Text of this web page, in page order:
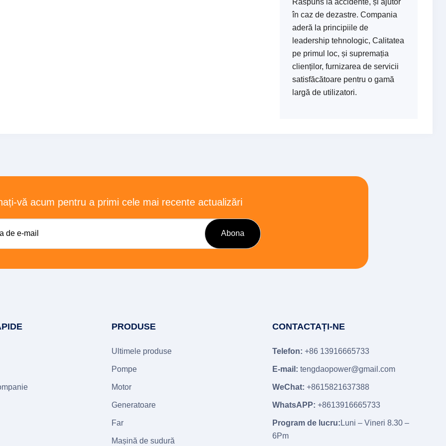
Răspuns la accidente, și ajutor
în caz de dezastre. Compania
aderă la principiile de
leadership tehnologic, Calitatea
pe primul loc, și supremația
clienților, furnizarea de servicii
satisfăcătoare pentru o gamă
largă de utilizatori.
vă acum pentru a primi cele mai recente actualizări
PRODUSE
Ultimele produse
Pompe
Motor
Generatoare
Far
Mașină de sudură
CONTACTAȚI-NE
Telefon: +86 13916665733
E-mail: tengdaopower@gmail.com
WeChat: +8615821637388
WhatsAPP: +8613916665733
Program de lucru: Luni – Vineri 8.30 –
6Pm